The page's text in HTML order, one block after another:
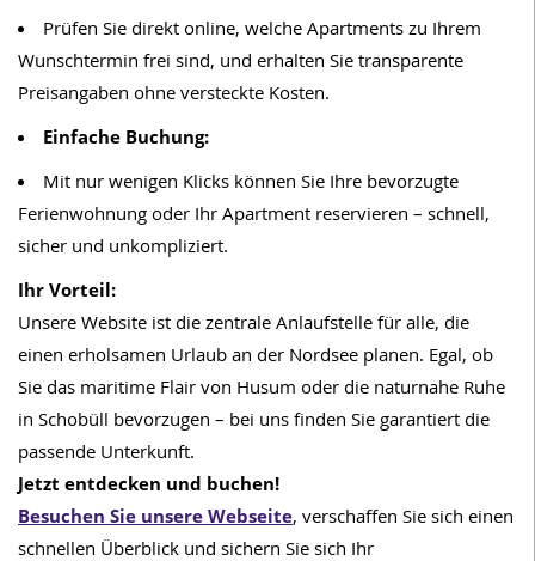
Prüfen Sie direkt online, welche Apartments zu Ihrem
Wunschtermin frei sind, und erhalten Sie transparente
Preisangaben ohne versteckte Kosten.
Einfache Buchung:
Mit nur wenigen Klicks können Sie Ihre bevorzugte
Ferienwohnung oder Ihr Apartment reservieren – schnell,
sicher und unkompliziert.
Ihr Vorteil:
Unsere Website ist die zentrale Anlaufstelle für alle, die
einen erholsamen Urlaub an der Nordsee planen. Egal, ob
Sie das maritime Flair von Husum oder die naturnahe Ruhe
in Schobüll bevorzugen – bei uns finden Sie garantiert die
passende Unterkunft.
Jetzt entdecken und buchen!
Besuchen Sie unsere Webseite, verschaffen Sie sich einen
schnellen Überblick und sichern Sie sich Ihr